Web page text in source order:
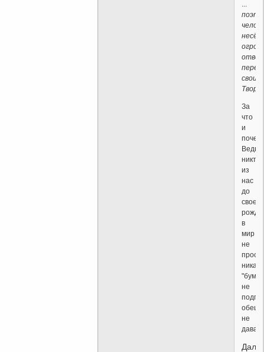
...
несёт
перед
своим
За
что
и
Ведь
никто
из
нас
до
своего
в
мир
не
не
не
давал.